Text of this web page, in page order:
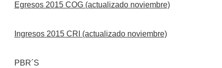
Egresos 2015 COG (actualizado noviembre)
Ingresos 2015 CRI (actualizado noviembre)
PBR´S